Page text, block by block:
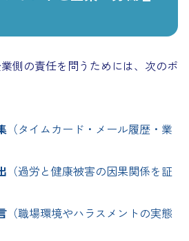
側の責任を問うためには、次のポ
（タイムカード・メール履歴・業
（過労と健康被害の因果関係を証
（職場環境やハラスメントの実態